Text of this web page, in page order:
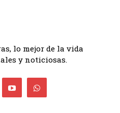
lo mejor de la vida
y noticiosas.